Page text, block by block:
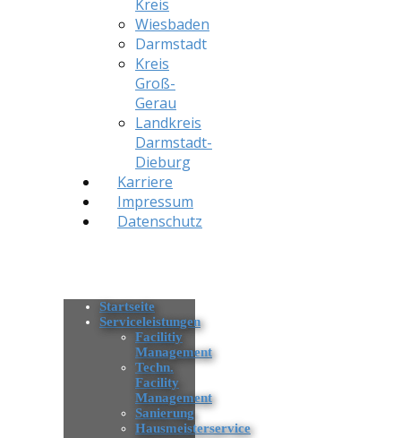
Kreis
Wiesbaden
Darmstadt
Kreis
Groß-
Gerau
Landkreis
Darmstadt-
Dieburg
Karriere
Impressum
Datenschutz
Startseite
Serviceleistungen
Facilitiy
Management
Techn.
Facility
Management
Sanierung
Hausmeisterservice